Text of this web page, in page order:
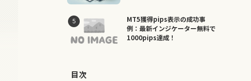
MT5獲得pips表示の成功事
例：最新インジケーター無料で
1000pips達成！
目次